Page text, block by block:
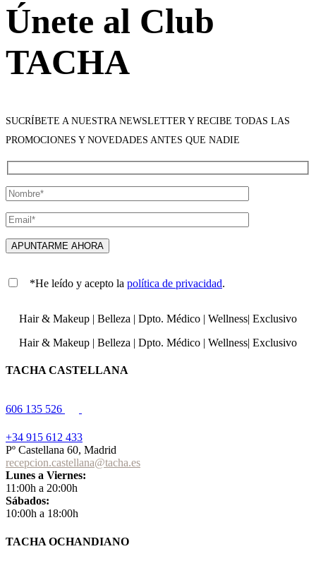
Únete al Club
TACHA
SUCRÍBETE A NUESTRA NEWSLETTER Y RECIBE TODAS LAS
PROMOCIONES Y NOVEDADES ANTES QUE NADIE
*He leído y acepto la política de privacidad.
Hair & Makeup | Belleza | Dpto. Médico | Wellness| Exclusivo
Hair & Makeup | Belleza | Dpto. Médico | Wellness| Exclusivo
TACHA CASTELLANA
606 135 526
+34 915 612 433
Pº Castellana 60, Madrid
recepcion.castellana@tacha.es
Lunes a Viernes:
11:00h a 20:00h
Sábados:
10:00h a 18:00h
TACHA OCHANDIANO